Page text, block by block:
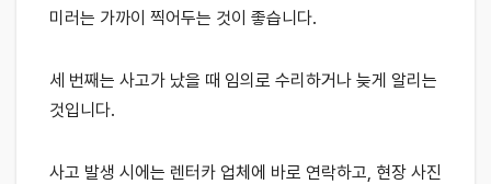
미러는 가까이 찍어두는 것이 좋습니다.
세 번째는 사고가 났을 때 임의로 수리하거나 늦게 알리는
것입니다.
사고 발생 시에는 렌터카 업체에 바로 연락하고, 현장 사진